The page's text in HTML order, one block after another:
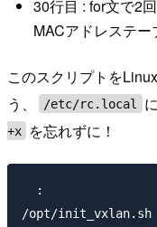
30行目 : for文で2
MACアドレステ
このスクリプトを
う、
/etc/rc.local
+x
を忘れずに！
  :